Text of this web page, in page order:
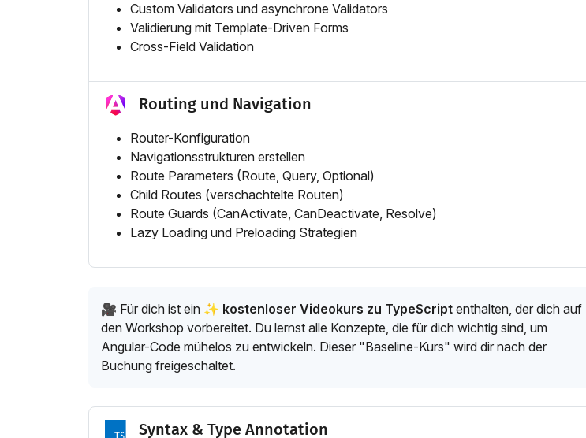
Custom Validators und asynchrone Validators
Validierung mit Template-Driven Forms
Cross-Field Validation
Routing und Navigation
Router-Konfiguration
Navigationsstrukturen erstellen
Route Parameters (Route, Query, Optional)
Child Routes (verschachtelte Routen)
Route Guards (CanActivate, CanDeactivate, Resolve)
Lazy Loading und Preloading Strategien
🎥 Für dich ist ein ✨ kostenloser Videokurs zu TypeScript enthalten, der dich auf
den Workshop vorbereitet. Du lernst alle Konzepte, die für dich wichtig sind, um
Angular-Code mühelos zu entwickeln. Dieser "Baseline-Kurs" wird dir nach der
Buchung freigeschaltet.
Syntax & Type Annotation